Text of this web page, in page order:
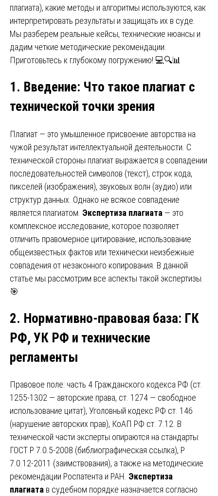
плагиата), какие методы и алгоритмы используются, как
интерпретировать результаты и защищать их в суде.
Мы разберем реальные кейсы, технические нюансы и
дадим четкие методические рекомендации.
Приготовьтесь к глубокому погружению! 💻🔍📊
1. Введение: Что такое плагиат с
технической точки зрения
Плагиат — это умышленное присвоение авторства на
чужой результат интеллектуальной деятельности. С
технической стороны плагиат выражается в совпадении
последовательностей символов (текст), строк кода,
пикселей (изображения), звуковых волн (аудио) или
структур данных. Однако не всякое совпадение
является плагиатом. Экспертиза плагиата — это
комплексное исследование, которое позволяет
отличить правомерное цитирование, использование
общеизвестных фактов или технически неизбежные
совпадения от незаконного копирования. В данной
статье мы рассмотрим все аспекты такой экспертизы.
🎯
2. Нормативно-правовая база: ГК
РФ, УК РФ и технические
регламенты
Правовое поле: часть 4 Гражданского кодекса РФ (ст.
1255-1302 — авторские права, ст. 1274 — свободное
использование цитат), Уголовный кодекс РФ ст. 146
(нарушение авторских прав), КоАП РФ ст. 7.12. В
технической части эксперты опираются на стандарты:
ГОСТ Р 7.0.5-2008 (библиографическая ссылка), Р
7.0.12-2011 (заимствования), а также на методические
рекомендации Роспатента и РАН. Экспертиза
плагиата в судебном порядке назначается согласно